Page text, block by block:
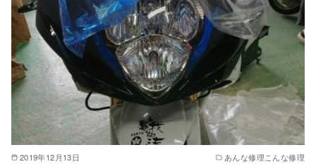
2019年12月13日 あんな修理こんな修理